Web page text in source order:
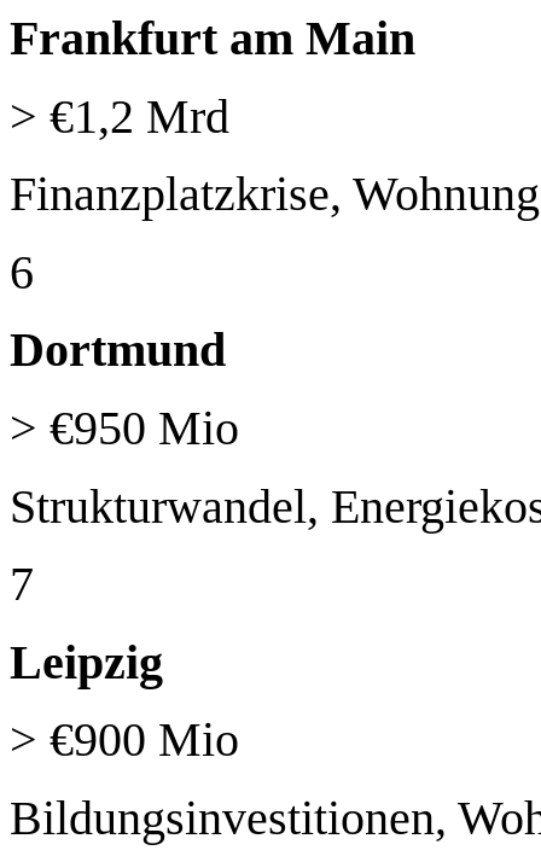
Frankfurt am Main
> €1,2 Mrd
Finanzplatzkrise,
6
Dortmund
> €950 Mio
Strukturwandel,
7
Leipzig
> €900 Mio
Bildungsinvestitionen,